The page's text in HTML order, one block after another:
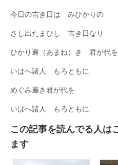
今日の吉き日は みひかりの
さし出たまひし 吉き日なり
ひかり遍（あまね）き 君が代を
いはへ諸人 もろともに
めぐみ遍き君が代を
いはへ諸人 もろともに
この記事を読んでる人は
ます